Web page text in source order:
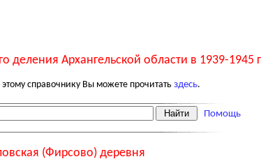
деления Архангельской области в 1939-1945
справочнику Вы можете прочитать здесь.
Помощь
(Фирсово) деревня